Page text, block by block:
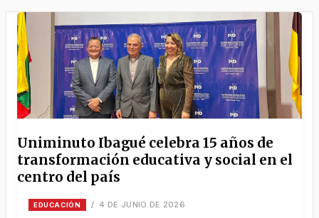
Uniminuto Ibagué celebra 15 años de
transformación educativa y social en el
centro del país
EDUCACIÓN / 4 DE JUNIO DE 2026